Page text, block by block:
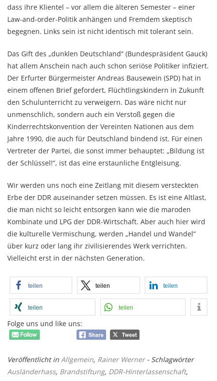
dass ihre Klientel – vor allem die älteren Semester – einer
Law-and-order-Politik anhängen und Fremdem skeptisch
begegnen. Links sein ist nicht identisch mit tolerant sein.
Das Gift des „dunklen Deutschland“ (Bundespräsident Gauck)
hat allem Anschein nach auch schon seriöse Politiker infiziert.
Der Erfurter Bürgermeister Andreas Bausewein (SPD) hat in
einem offenen Brief gefordert, Flüchtlingskindern in Zukunft
den Schulunterricht zu verweigern. Das wäre nicht nur
unmenschlich, sondern auch ein Verstoß gegen die
Kinderrechtskonvention der Vereinten Nationen aus dem
Jahre 1990, die auch für Deutschland bindend ist. Für einen
Vertreter der Partei, die sonst immer behauptet: „Bildung ist
der Schlüssel!“, ist das eine erstaunliche Entgleisung.
Wir werden uns noch eine Zeitlang mit diesem versteckten
Erbe der DDR auseinander setzen müssen. Es ist eine Altlast,
die man nicht so leicht entsorgen kann wie die maroden
Kombinate und LPG der DDR-Wirtschaft. Aber auch hier wird
die kulturelle Vermischung, werden „Handel und Wandel“
über kurz oder lang ihr zivilisierendes Werk verrichten.
Vielleicht erst in der nächsten Generation.
teilen teilen teilen
teilen teilen
Folge uns und like uns:
Veröffentlicht in Allgemein, Rainer Werner - Schlagwörter
Ausländerhass, Brandstiftung, DDR-Hinterlassenschaft,